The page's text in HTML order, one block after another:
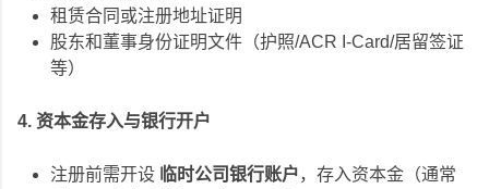
租赁合同或注册地址证明
股东和董事身份证明文件（护照/ACR I-Card/居留签证
等）
4. 资本金存入与银行开户
注册前需开设 临时公司银行账户，存入资本金（通常